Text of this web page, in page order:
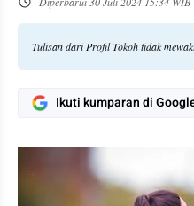
Tulisan dari Profil Tokoh tidak
Ikuti kumparan di